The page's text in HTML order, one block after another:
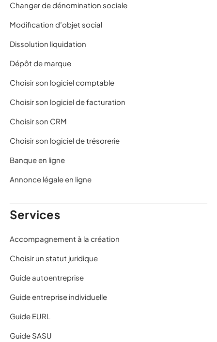
Changer de dénomination sociale
Modification d’objet social
Dissolution liquidation
Dépôt de marque
Choisir son logiciel comptable
Choisir son logiciel de facturation
Choisir son CRM
Choisir son logiciel de trésorerie
Banque en ligne
Annonce légale en ligne
Services
Accompagnement à la création
Choisir un statut juridique
Guide autoentreprise
Guide entreprise individuelle
Guide EURL
Guide SASU